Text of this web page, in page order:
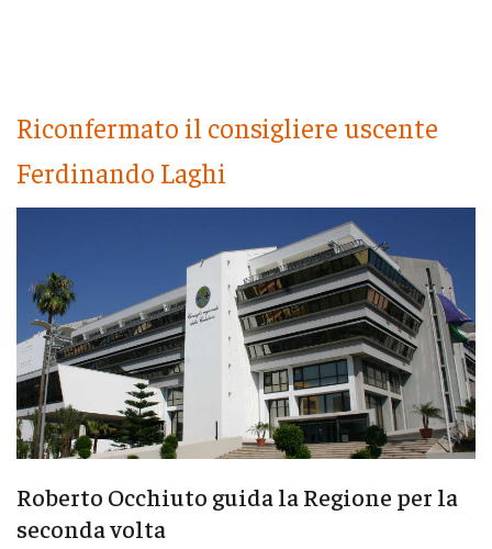
Riconfermato il consigliere uscente
Ferdinando Laghi
Roberto Occhiuto guida la Regione per la
seconda volta